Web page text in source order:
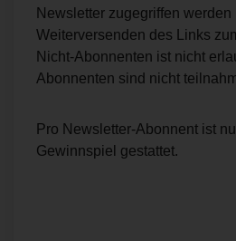
Newsletter zugegriffen werden
Weiterversenden des Links
Nicht-Abonnenten ist nicht
Abonnenten sind nicht
Pro Newsletter-Abonnent ist
Gewinnspiel gestattet.